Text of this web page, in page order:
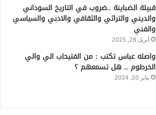
قبيلة الضباينة ..ضروب في التاريخ السوداني
والديني والتراثي والثقافي والادبي والسياسي
والفني
أبريل 28, 2025
واصله عباس تكتب : من الفتيحاب الي والي
الخرطوم .. هل تسمعهم ؟
يناير 20, 2024